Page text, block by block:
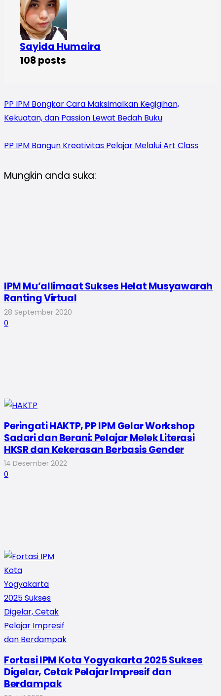
Sayida Humaira
108 posts
PP IPM Bongkar Cara Maksimalkan Kegigihan,
Kekuatan, dan Passion Lewat Bedah Buku
PP IPM Bangun Kreativitas Pelajar Melalui Art Class
Mungkin anda suka:
IPM Mu’allimaat Sukses Helat Musyawarah
Ranting Virtual
28 September 2020
0
Peringati HAKTP, PP IPM Gelar Workshop
Sadari dan Berani: Pelajar Melek Literasi
HKSR dan Kekerasan Berbasis Gender
14 Desember 2022
0
Fortasi IPM Kota Yogyakarta 2025 Sukses
Digelar, Cetak Pelajar Impresif dan
Berdampak